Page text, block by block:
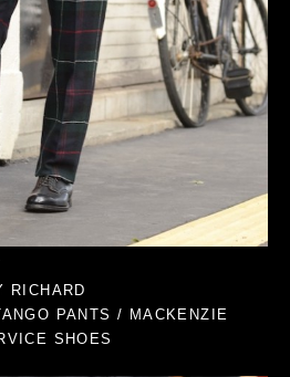
RICHARD
PANTS / MACKENZIE
SHOES